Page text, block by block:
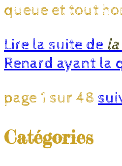
queue et tout
Lire la suite de
Renard ayant la
page 1 sur 48
Catégories